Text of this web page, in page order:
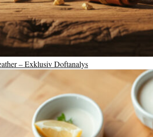
– Exklusiv Doftanalys